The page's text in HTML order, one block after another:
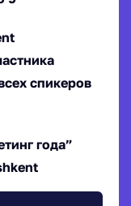
спикеров
года”